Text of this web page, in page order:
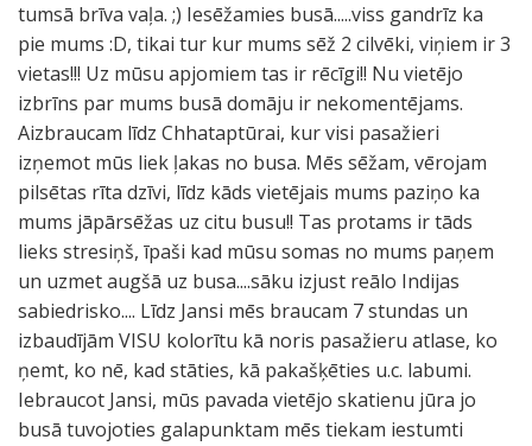
tumsā brīva vaļa. ;) Iesēžamies busā.....viss gandrīz ka
pie mums :D, tikai tur kur mums sēž 2 cilvēki, viņiem ir 3
vietas!!! Uz mūsu apjomiem tas ir rēcīgi!! Nu vietējo
izbrīns par mums busā domāju ir nekomentējams.
Aizbraucam līdz Chhataptūrai, kur visi pasažieri
izņemot mūs liek ļakas no busa. Mēs sēžam, vērojam
pilsētas rīta dzīvi, līdz kāds vietējais mums paziņo ka
mums jāpārsēžas uz citu busu!! Tas protams ir tāds
lieks stresiņš, īpaši kad mūsu somas no mums paņem
un uzmet augšā uz busa....sāku izjust reālo Indijas
sabiedrisko.... Līdz Jansi mēs braucam 7 stundas un
izbaudījām VISU kolorītu kā noris pasažieru atlase, ko
ņemt, ko nē, kad stāties, kā pakašķēties u.c. labumi.
Iebraucot Jansi, mūs pavada vietējo skatienu jūra jo
busā tuvojoties galapunktam mēs tiekam iestumti